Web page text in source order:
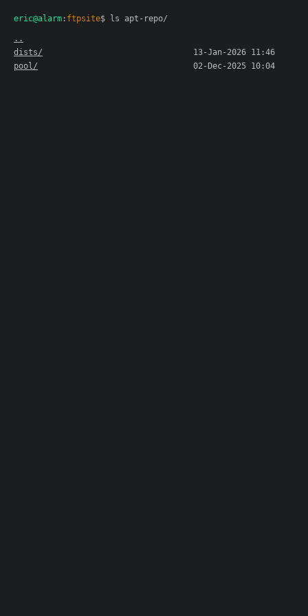
eric@alarm : ftpsite$ ls apt-repo/
..
dists/
13-Jan-2026 11:46
pool/
02-Dec-2025 10:04